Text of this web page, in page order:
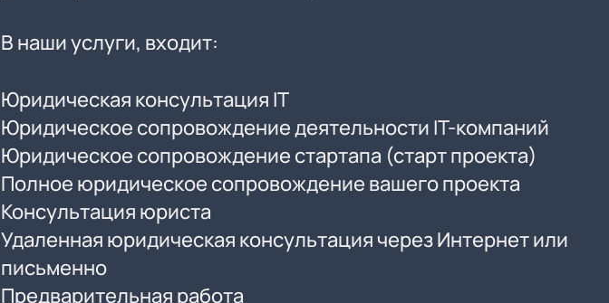
В наши услуги, входит:
Юридическая консультация IT
Юридическое сопровождение деятельности IT-компаний
Юридическое сопровождение стартапа (старт проекта)
Полное юридическое сопровождение вашего проекта
Консультация юриста
Удаленная юридическая консультация через Интернет или
письменно
Предварительная работа